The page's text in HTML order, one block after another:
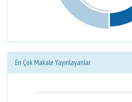
En Çok Makale Yayınlayanlar